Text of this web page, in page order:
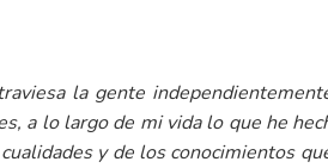
la gente
a lo largo de mi vida lo que he
y de los conocimientos